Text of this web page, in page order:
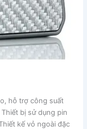
hỗ trợ công suất
bị sử dụng pin
kế vỏ ngoài đặc